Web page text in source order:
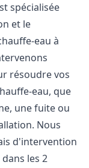
spécialisée
et le
eau à
résoudre vos
eau, que
une fuite ou
Nous
d'intervention
les 2